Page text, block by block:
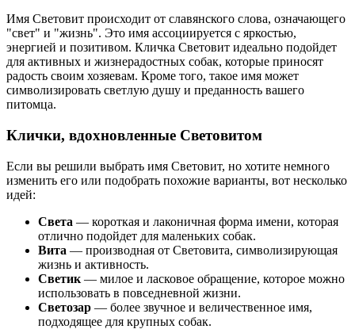
Имя Световит происходит от славянского слова, означающего
"свет" и "жизнь". Это имя ассоциируется с яркостью,
энергией и позитивом. Кличка Световит идеально подойдет
для активных и жизнерадостных собак, которые приносят
радость своим хозяевам. Кроме того, такое имя может
символизировать светлую душу и преданность вашего
питомца.
Клички, вдохновленные Световитом
Если вы решили выбрать имя Световит, но хотите немного
изменить его или подобрать похожие варианты, вот несколько
идей:
Света — короткая и лаконичная форма имени, которая
отлично подойдет для маленьких собак.
Вита — производная от Световита, символизирующая
жизнь и активность.
Светик — милое и ласковое обращение, которое можно
использовать в повседневной жизни.
Светозар — более звучное и величественное имя,
подходящее для крупных собак.